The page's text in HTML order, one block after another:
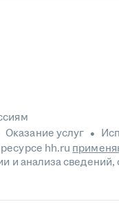
Оказание услуг
hh.ru
и анализа